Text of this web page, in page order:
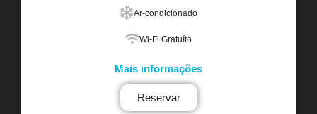
Ar-condicionado
Wi-Fi Gratuíto
Mais informações
Reservar